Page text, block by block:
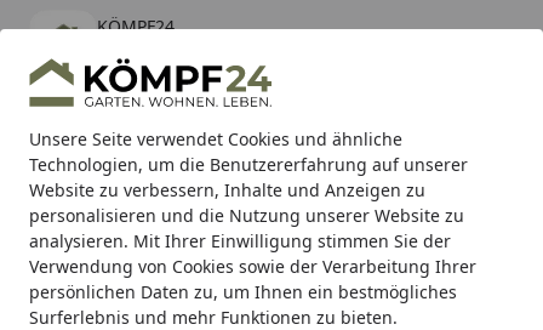
Unsere Seite verwendet Cookies und ähnliche
Technologien, um die Benutzererfahrung auf unserer
Website zu verbessern, Inhalte und Anzeigen zu
personalisieren und die Nutzung unserer Website zu
analysieren. Mit Ihrer Einwilligung stimmen Sie der
Verwendung von Cookies sowie der Verarbeitung Ihrer
persönlichen Daten zu, um Ihnen ein bestmögliches
Surferlebnis und mehr Funktionen zu bieten.
KÖMPF24
kostenlos - Im App Store
Hotline
Alle Produkte
Mein Konto
Suchen
Karibu Pools inkl. gratis Sandfilteranlage & Pool-
Starterset (Gesamtwert bis 468,99€)